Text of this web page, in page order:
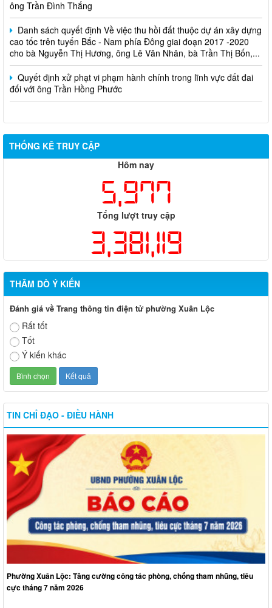
Danh sách quyết định Về việc thu hồi đất thuộc dự án xây dựng
cao tốc trên tuyến Bắc - Nam phía Đông giai đoạn 2017 -2020
cho bà Nguyễn Thị Hương, ông Lê Văn Nhân, bà Trần Thị Bốn,...
Quyết định xử phạt vi phạm hành chính trong lĩnh vực đất đai
đối với ông Trần Hồng Phước
THỐNG KÊ TRUY CẬP
Hôm nay
5,977
Tổng lượt truy cập
3,381,119
THĂM DÒ Ý KIẾN
Đánh giá về Trang thông tin điện tử phường Xuân Lộc
Rất tốt
Tốt
Ý kiến khác
TIN CHỈ ĐẠO - ĐIỀU HÀNH
Phường Xuân Lộc: Tăng cường công tác phòng, chống tham nhũng, tiêu
cực tháng 7 năm 2026